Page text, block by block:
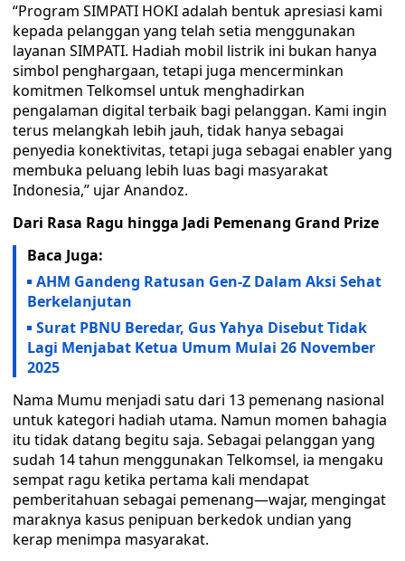
“Program SIMPATI HOKI adalah bentuk apresiasi kami
kepada pelanggan yang telah setia menggunakan
layanan SIMPATI. Hadiah mobil listrik ini bukan hanya
simbol penghargaan, tetapi juga mencerminkan
komitmen Telkomsel untuk menghadirkan
pengalaman digital terbaik bagi pelanggan. Kami ingin
terus melangkah lebih jauh, tidak hanya sebagai
penyedia konektivitas, tetapi juga sebagai enabler yang
membuka peluang lebih luas bagi masyarakat
Indonesia,” ujar Anandoz.
Dari Rasa Ragu hingga Jadi Pemenang Grand Prize
Baca Juga:
AHM Gandeng Ratusan Gen-Z Dalam Aksi Sehat
Berkelanjutan
Surat PBNU Beredar, Gus Yahya Disebut Tidak
Lagi Menjabat Ketua Umum Mulai 26 November
2025
Nama Mumu menjadi satu dari 13 pemenang nasional
untuk kategori hadiah utama. Namun momen bahagia
itu tidak datang begitu saja. Sebagai pelanggan yang
sudah 14 tahun menggunakan Telkomsel, ia mengaku
sempat ragu ketika pertama kali mendapat
pemberitahuan sebagai pemenang—wajar, mengingat
maraknya kasus penipuan berkedok undian yang
kerap menimpa masyarakat.